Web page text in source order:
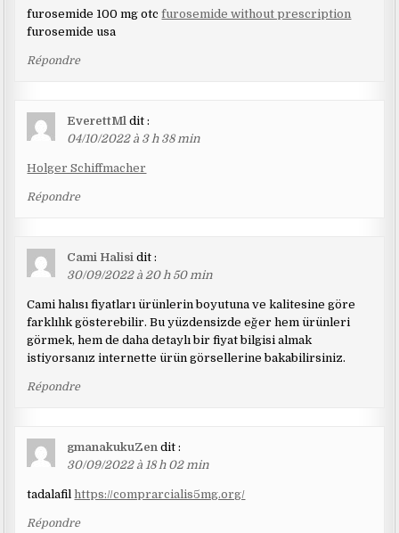
furosemide 100 mg otcfurosemide without prescription
furosemide usa
Répondre
EverettMl dit :
04/10/2022 à 3 h 38 min
Holger Schiffmacher
Répondre
Cami Halisi dit :
30/09/2022 à 20 h 50 min
Cami halısı fiyatları ürünlerin boyutuna ve kalitesine göre
farklılık gösterebilir. Bu yüzdensizde eğer hem ürünleri
görmek, hem de daha detaylı bir fiyat bilgisi almak
istiyorsanız internette ürün görsellerine bakabilirsiniz.
Répondre
gmanakukuZen dit :
30/09/2022 à 18 h 02 min
tadalafilhttps://comprarcialis5mg.org/
Répondre